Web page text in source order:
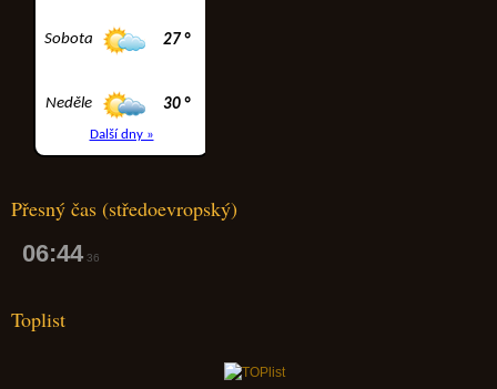
Přesný čas (středoevropský)
06:44 37
Toplist